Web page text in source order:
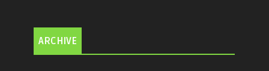
ARCHIVE